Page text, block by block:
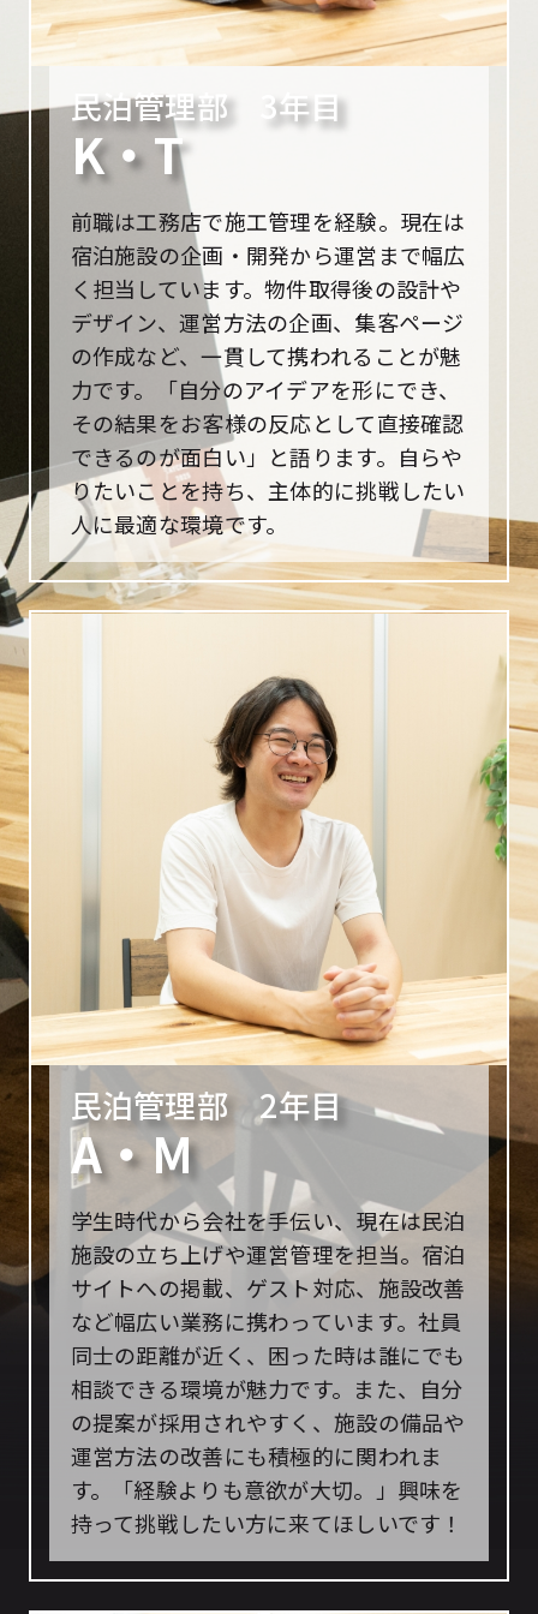
民泊管理部 3年目
K・T
前職は工務店で施工管理を経験。現在は
宿泊施設の企画・開発から運営まで幅広
く担当しています。物件取得後の設計や
デザイン、運営方法の企画、集客ページ
の作成など、一貫して携われることが魅
力です。「自分のアイデアを形にでき、
その結果をお客様の反応として直接確認
できるのが面白い」と語ります。自らや
りたいことを持ち、主体的に挑戦したい
人に最適な環境です。
民泊管理部 2年目
A・M
学生時代から会社を手伝い、現在は民泊
施設の立ち上げや運営管理を担当。宿泊
サイトへの掲載、ゲスト対応、施設改善
など幅広い業務に携わっています。社員
同士の距離が近く、困った時は誰にでも
相談できる環境が魅力です。また、自分
の提案が採用されやすく、施設の備品や
運営方法の改善にも積極的に関われま
す。「経験よりも意欲が大切。」興味を
持って挑戦したい方に来てほしいです！